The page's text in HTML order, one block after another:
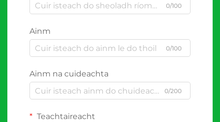
0/100
Ainm
0/100
Ainm na cuideachta
0/200
Teachtaireacht